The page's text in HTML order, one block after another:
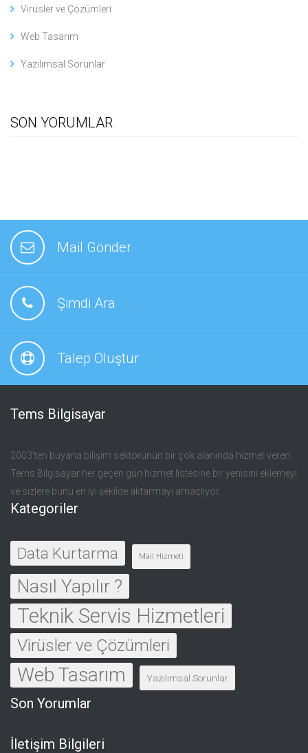
Virüsler ve Çözümleri
Web Tasarım
Yazılımsal Sorunlar
SON YORUMLAR
Mail Gönder
Şimdi Ara
Talep Oluştur
Tems Bilgisayar
2003’ten buyana bilişim sektörünün bir çok alanında hizmet veren
Tems Bilgisayar her geçen gün hizmet listesine bir yenisini eklemeyi
ve sizlere bunu en iyi şekilde aktarmayı amaçlıyor.
Kategoriler
Data Kurtarma Mail Hizmeti
Nasıl Yapılır ?
Teknik Servis Hizmetleri
Virüsler ve Çözümleri
Web Tasarım Yazılımsal Sorunlar
Son Yorumlar
İletişim Bilgileri